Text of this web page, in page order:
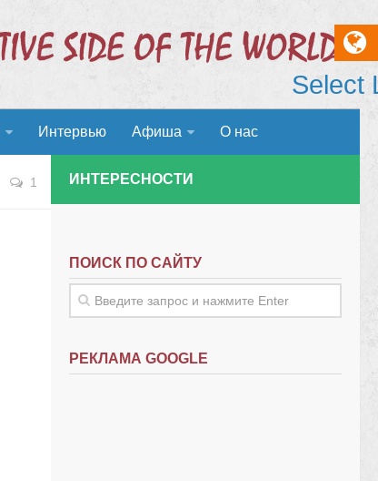
Интервью Афиша О нас
1 ИНТЕРЕСНОСТИ
ПОИСК ПО САЙТУ
РЕКЛАМА GOOGLE
Select